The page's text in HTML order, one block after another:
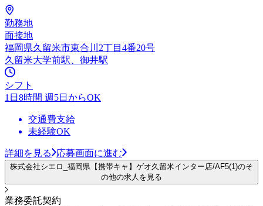
勤務地
面接地
福岡県久留米市東合川2丁目4番20号
久留米大学前駅、御井駅
シフト
1日8時間 週5日からOK
交通費支給
未経験OK
詳細を見る 応募画面に進む
株式会社シエロ_福岡県【携帯キャ】ゲオ久留米インター店/AF5(1)のそ
の他の求人を見る
業務委託契約